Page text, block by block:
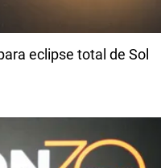
eclipse total de Sol